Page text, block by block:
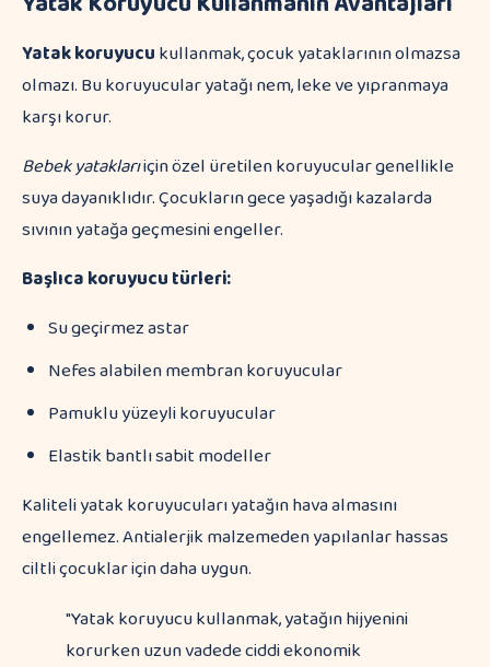
Yatak koruyucukullanmak, çocuk yataklarının olmazsa
olmazı. Bu koruyucular yatağı nem, leke ve yıpranmaya
karşı korur.
Bebek yataklarıiçin özel üretilen koruyucular genellikle
suya dayanıklıdır. Çocukların gece yaşadığı kazalarda
sıvının yatağa geçmesini engeller.
Başlıca koruyucu türleri:
Su geçirmez astar
Nefes alabilen membran koruyucular
Pamuklu yüzeyli koruyucular
Elastik bantlı sabit modeller
Kaliteli yatak koruyucuları yatağın hava almasını
engellemez. Antialerjik malzemeden yapılanlar hassas
ciltli çocuklar için daha uygun.
"Yatak koruyucu kullanmak, yatağın hijyenini
korurken uzun vadede ciddi ekonomik